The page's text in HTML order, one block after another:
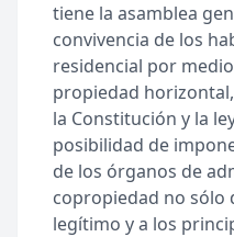
tiene la asamblea
convivencia de los
residencial por
propiedad
la Constitución y la
posibilidad de
de los órganos de
copropiedad no sólo
legítimo y a los